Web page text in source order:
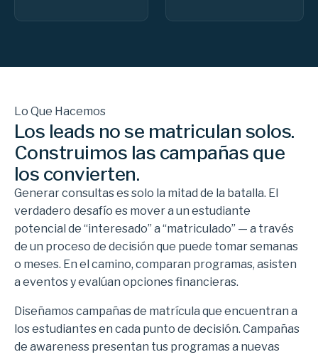
Lo Que Hacemos
Los leads no se matriculan solos.
Construimos las campañas que
los convierten.
Generar consultas es solo la mitad de la batalla. El
verdadero desafío es mover a un estudiante
potencial de “interesado” a “matriculado” — a través
de un proceso de decisión que puede tomar semanas
o meses. En el camino, comparan programas, asisten
a eventos y evalúan opciones financieras.
Diseñamos campañas de matrícula que encuentran a
los estudiantes en cada punto de decisión. Campañas
de awareness presentan tus programas a nuevas